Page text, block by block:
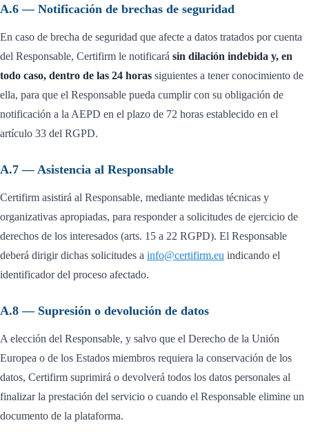
A.6 — Notificación de brechas de seguridad
En caso de brecha de seguridad que afecte a datos tratados por cuenta
del Responsable, Certifirm le notificará sin dilación indebida y, en
todo caso, dentro de las 24 horas siguientes a tener conocimiento de
ella, para que el Responsable pueda cumplir con su obligación de
notificación a la AEPD en el plazo de 72 horas establecido en el
artículo 33 del RGPD.
A.7 — Asistencia al Responsable
Certifirm asistirá al Responsable, mediante medidas técnicas y
organizativas apropiadas, para responder a solicitudes de ejercicio de
derechos de los interesados (arts. 15 a 22 RGPD). El Responsable
deberá dirigir dichas solicitudes a info@certifirm.eu indicando el
identificador del proceso afectado.
A.8 — Supresión o devolución de datos
A elección del Responsable, y salvo que el Derecho de la Unión
Europea o de los Estados miembros requiera la conservación de los
datos, Certifirm suprimirá o devolverá todos los datos personales al
finalizar la prestación del servicio o cuando el Responsable elimine un
documento de la plataforma.